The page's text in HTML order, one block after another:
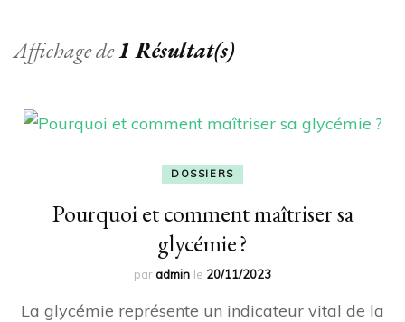
Affichage de1 Résultat(s)
DOSSIERS
Pourquoi et comment maîtriser sa
glycémie ?
paradmin le 20/11/2023
La glycémie représente un indicateur vital de la